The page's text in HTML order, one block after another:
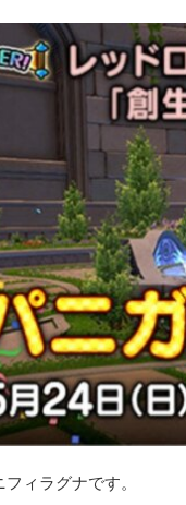
ィラグナです。